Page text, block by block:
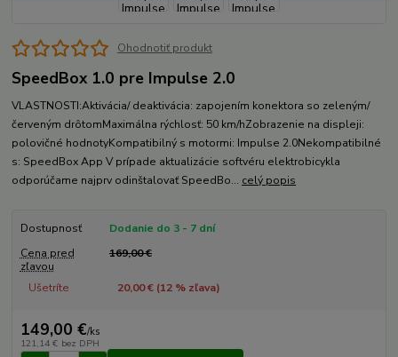
Ohodnotiť produkt
SpeedBox 1.0 pre Impulse 2.0
VLASTNOSTI:Aktivácia/ deaktivácia: zapojením konektora so zeleným/
červeným drôtomMaximálna rýchlosť: 50 km/hZobrazenie na displeji:
polovičné hodnotyKompatibilný s motormi: Impulse 2.0Nekompatibilné
s: SpeedBox App V prípade aktualizácie softvéru elektrobicykla
odporúčame najprv odinštalovať SpeedBo... celý popis
Dostupnosť
Dodanie do 3 - 7 dní
Cena pred
zľavou
169,00 €
Ušetríte 20,00 € (12% zľava)
149,00 €/ks
121,14 € bez DPH